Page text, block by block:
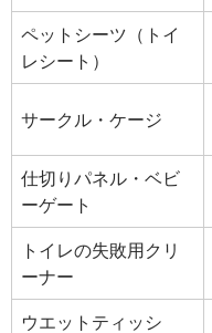
ペットシーツ（トイ
レシート）
サークル・ケージ
仕切りパネル・ベビ
ーゲート
トイレの失敗用クリ
ーナー
ウエットティッシ